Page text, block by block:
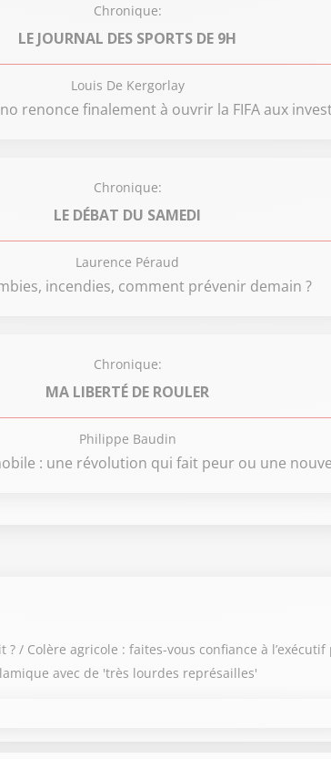
Chronique:
LE JOURNAL DES SPORTS DE 9H
Louis De Kergorlay
renonce finalement à ouvrir la FIFA aux
Chronique:
LE DÉBAT DU SAMEDI
Laurence Péraud
incendies, comment prévenir demain ?
Chronique:
MA LIBERTÉ DE ROULER
Philippe Baudin
: une révolution qui fait peur ou une
/ Colère agricole : faites-vous confiance à
avec de 'très lourdes représailles'